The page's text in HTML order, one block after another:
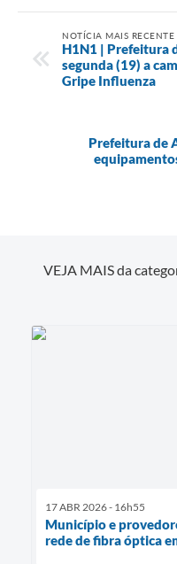
NOTÍCIA MAIS RECENTE
H1N1 | Prefeitura
segunda (19) a
Gripe Influenza
Prefeitura de
VEJA MAIS da
17 ABR 2026 - 16h55
Município e
rede de fibra óptica